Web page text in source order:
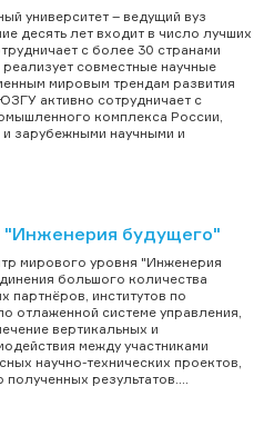
университет – ведущий вуз
десять лет входит в число лучших
с более 30 странами
совместные научные
мировым трендам развития
активно сотрудничает с
комплекса России,
зарубежными научными и
будущего"
мирового уровня "Инженерия
большого количества
партнёров, институтов по
отлаженной системе управления,
вертикальных и
между участниками
научно-технических проектов,
результатов....